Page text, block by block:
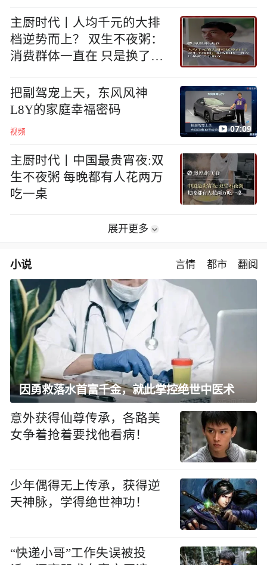
主厨时代丨人均千元的大排
档逆势而上？ 双生不夜粥：
消费群体一直在 只是换了个
把副驾宠上天，东风风神
L8Y的家庭幸福密码
视频 07:09
主厨时代丨中国最贵宵夜:双
生不夜粥 每晚都有人花两万
吃一桌
展开更多
小说 言情 都市 翻阅
因勇救落水首富千金，就此掌控绝世中医术
意外获得仙尊传承，各路美
女争着抢着要找他看病！
少年偶得无上传承，获得逆
天神脉，学得绝世神功！
“快递小哥”工作失误被投